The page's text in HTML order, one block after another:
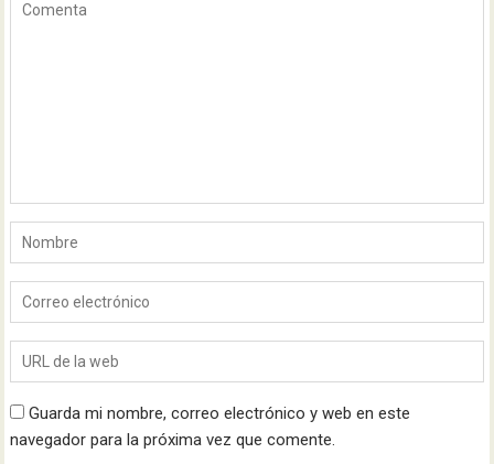
Guarda mi nombre, correo electrónico y web en este
navegador para la próxima vez que comente.